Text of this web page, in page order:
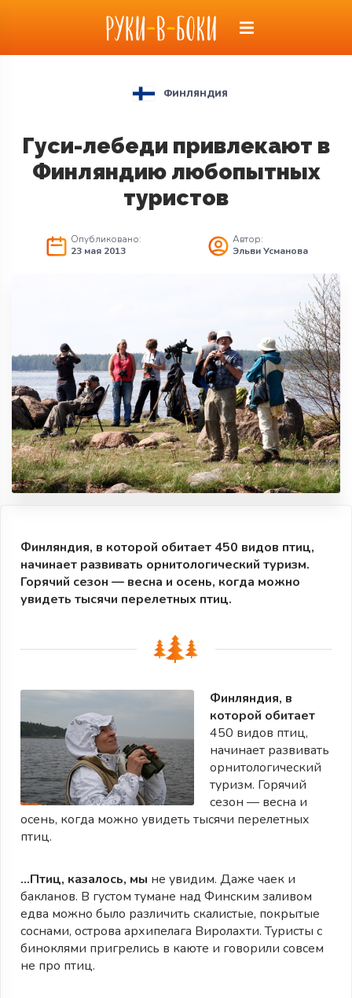
ФИНЛЯНДИЯ
Гуси-лебеди привлекают в
Финляндию любопытных
туристов
Опубликовано:
23 мая 2013
Автор:
Эльви Усманова
Финляндия, в которой обитает 450 видов птиц,
начинает развивать орнитологический туризм.
Горячий сезон — весна и осень, когда можно
увидеть тысячи перелетных птиц.
Финляндия, в
которой обитает
450 видов птиц,
начинает развивать
орнитологический
туризм. Горячий
сезон — весна и
осень, когда можно увидеть тысячи перелетных
птиц.
…Птиц, казалось, мы не увидим. Даже чаек и
бакланов. В густом тумане над Финским заливом
едва можно было различить скалистые, покрытые
соснами, острова архипелага Виролахти. Туристы с
биноклями пригрелись в каюте и говорили совсем
не про птиц.